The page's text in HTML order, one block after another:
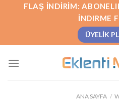
FLAŞ İNDIRIM:
İNDIRME
ÜYELIK
ANA SAYFA /